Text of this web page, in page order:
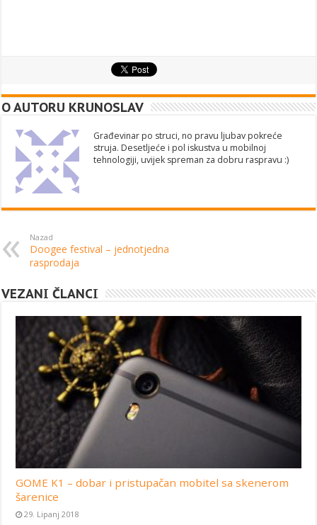
O AUTORU KRUNOSLAV
Građevinar po struci, no pravu ljubav pokreće
struja. Desetljeće i pol iskustva u mobilnoj
tehnologiji, uvijek spreman za dobru raspravu :)
Nazad
Doogee festival – jednotjedna
rasprodaja
VEZANI ČLANCI
GOME K1 – dobar i pristupačan mobitel sa skenerom
šarenice
29. Lipanj 2018